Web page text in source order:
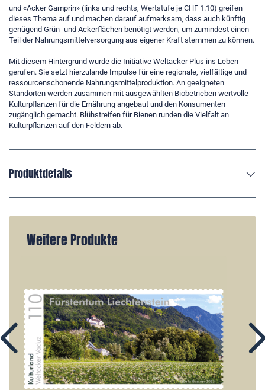
und «Acker Gamprin» (links und rechts, Wertstufe je CHF 1.10) greifen
dieses Thema auf und machen darauf aufmerksam, dass auch künftig
genügend Grün- und Ackerflächen benötigt werden, um zumindest einen
Teil der Nahrungsmittelversorgung aus eigener Kraft stemmen zu können.
Mit diesem Hintergrund wurde die Initiative Weltacker Plus ins Leben
gerufen. Sie setzt hierzulande Impulse für eine regionale, vielfältige und
ressourcenschonende Nahrungsmittelproduktion. An geeigneten
Standorten werden zusammen mit ausgewählten Biobetrieben wertvolle
Kulturpflanzen für die Ernährung angebaut und den Konsumenten
zugänglich gemacht. Blühstreifen für Bienen runden die Vielfalt an
Kulturpflanzen auf den Feldern ab.
Produktdetails
Weitere Produkte